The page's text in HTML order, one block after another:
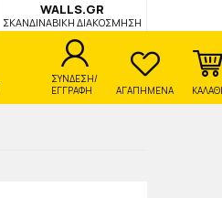
WALLS.GR
ΣΚΑΝΔΙΝΑΒΙΚΗ ΔΙΑΚΟΣΜΗΣΗ
ΣΥΝΔΕΣΗ/
ΕΓΓΡΑΦΗ
ΑΓΑΠΗΜΕΝΑ